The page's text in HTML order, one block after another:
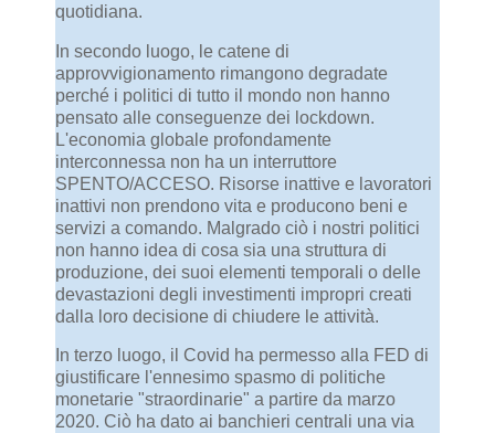
quotidiana.
In secondo luogo, le catene di
approvvigionamento rimangono degradate
perché i politici di tutto il mondo non hanno
pensato alle conseguenze dei lockdown.
L'economia globale profondamente
interconnessa non ha un interruttore
SPENTO/ACCESO. Risorse inattive e lavoratori
inattivi non prendono vita e producono beni e
servizi a comando. Malgrado ciò i nostri politici
non hanno idea di cosa sia una struttura di
produzione, dei suoi elementi temporali o delle
devastazioni degli investimenti impropri creati
dalla loro decisione di chiudere le attività.
In terzo luogo, il Covid ha permesso alla FED di
giustificare l'ennesimo spasmo di politiche
monetarie "straordinarie" a partire da marzo
2020. Ciò ha dato ai banchieri centrali una via